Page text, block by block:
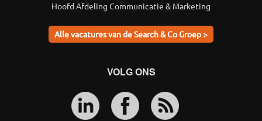
Hoofd Afdeling Communicatie & Marketing
Alle vacatures van de Search & Co Groep >
VOLG ONS